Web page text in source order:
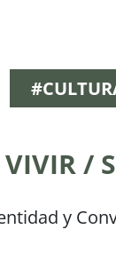
VIVIR /
y